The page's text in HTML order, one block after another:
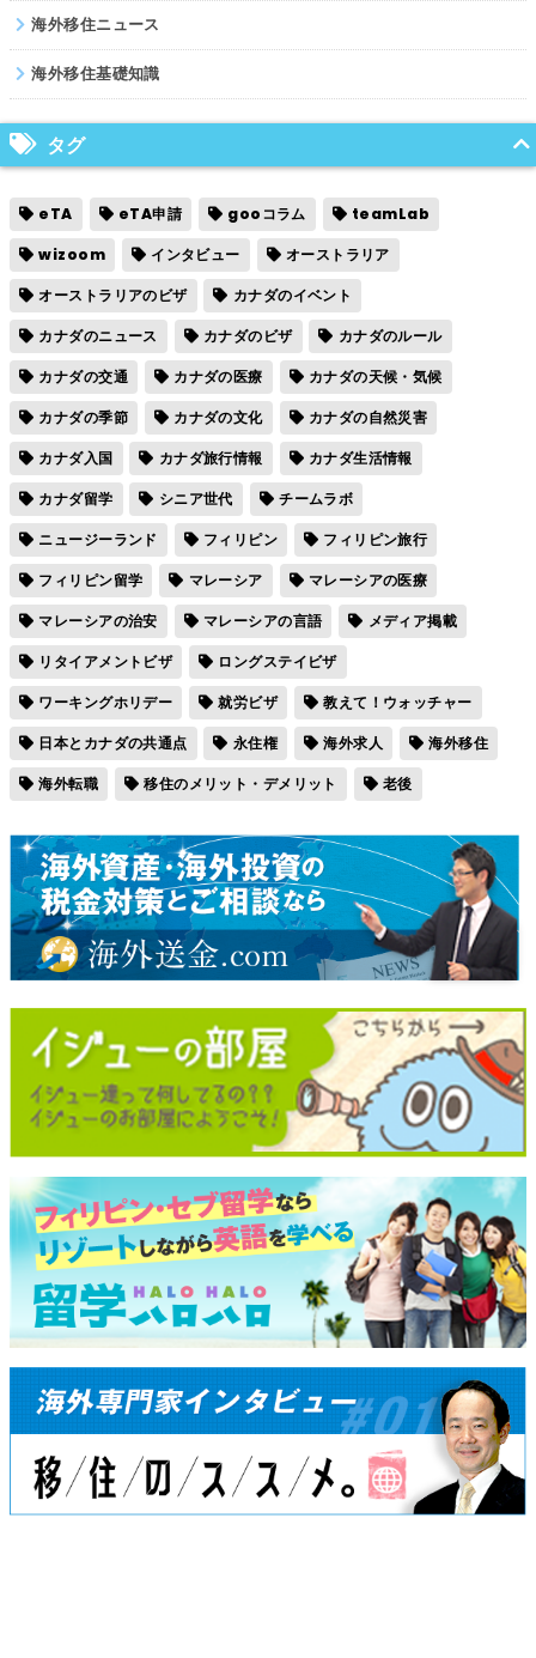
海外移住ニュース
海外移住基礎知識
タグ
eTA eTA申請 gooコラム
teamLab
wizoom
インタビュー
オーストラリア
オーストラリアのビザ
カナダのイベント
カナダのニュース
カナダのビザ
カナダのルール
カナダの交通
カナダの医療
カナダの天候・気候
カナダの季節
カナダの文化
カナダの自然災害
カナダ入国
カナダ旅行情報
カナダ生活情報
カナダ留学
シニア世代
チームラボ
ニュージーランド
フィリピン
フィリピン旅行
フィリピン留学
マレーシア
マレーシアの医療
マレーシアの治安
マレーシアの言語
メディア掲載
リタイアメントビザ
ロングステイビザ
ワーキングホリデー
就労ビザ
教えて！ウォッチャー
日本とカナダの共通点
永住権 海外求人
海外移住
海外転職
移住のメリット・デメリット 老後